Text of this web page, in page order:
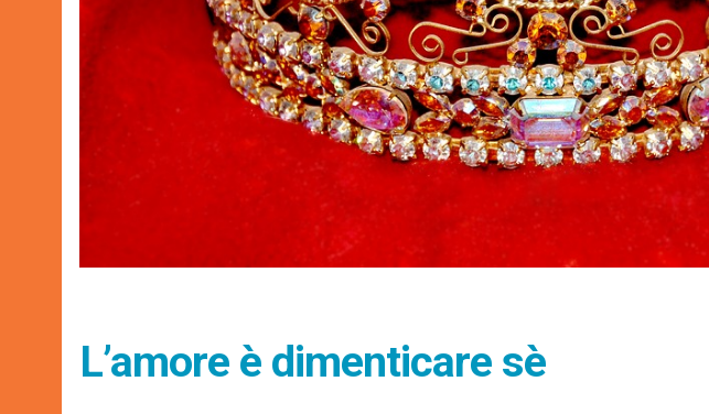
L’amore è dimenticare sè